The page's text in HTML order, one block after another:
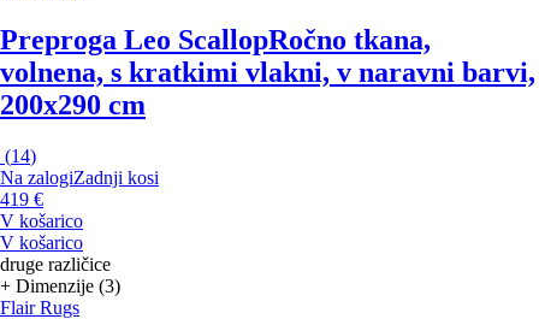
Preproga Leo ScallopRočno tkana,
volnena, s kratkimi vlakni, v naravni barvi,
200x290 cm
(14)
Na zalogiZadnji kosi
419 €
V košarico
V košarico
druge različice
+ Dimenzije (3)
Flair Rugs